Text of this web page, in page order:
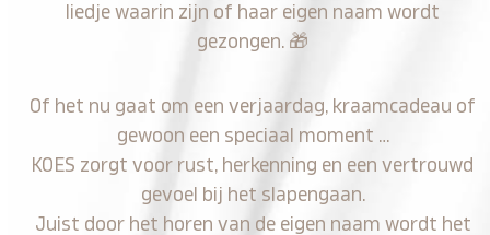
liedje waarin zijn of haar eigen naam wordt
gezongen. 🎁
Of het nu gaat om een verjaardag, kraamcadeau of
gewoon een speciaal moment …
KOES zorgt voor rust, herkenning en een vertrouwd
gevoel bij het slapengaan.
Juist door het horen van de eigen naam wordt het